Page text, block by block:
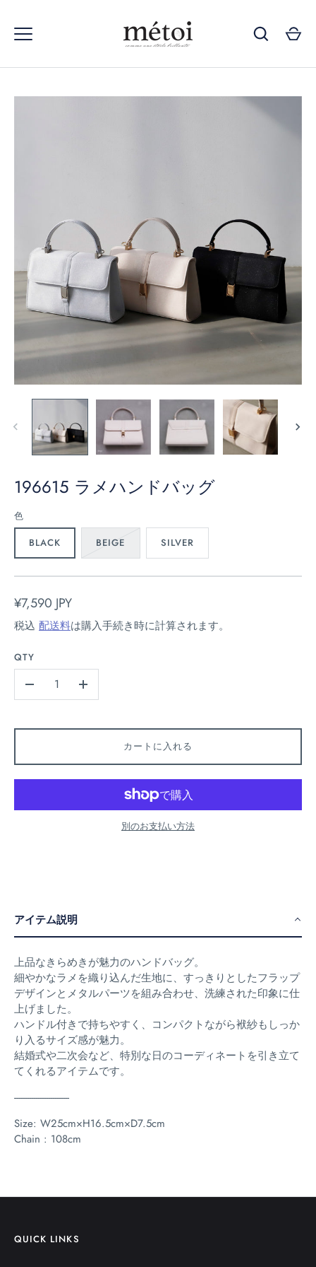
ツ
196615 ラメハンドバッグ
色
BLACK
BEIGE SILVER
¥7,590 JPY
税込 配送料は購入手続き時に計算されます。
QTY
+
カートに入れる
別のお支払い方法
アイテム説明
上品なきらめきが魅力のハンドバッグ。
細やかなラメを織り込んだ生地に、すっきりとしたフラップ
デザインとメタルパーツを組み合わせ、洗練された印象に仕
上げました。
ハンドル付きで持ちやすく、コンパクトながら袱紗もしっか
り入るサイズ感が魅力。
結婚式や二次会など、特別な日のコーディネートを引き立て
てくれるアイテムです。
--------------------------
Size: W25cm×H16.5cm×D7.5cm
Chain : 108cm
QUICK LINKS